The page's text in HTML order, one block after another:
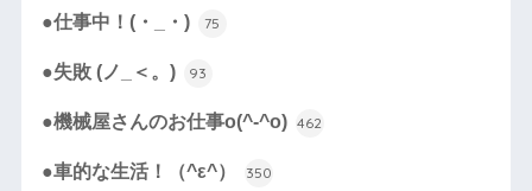
●仕事中！(・_・) 75
●失敗 (ノ_＜。) 93
●機械屋さんのお仕事o(^-^o) 462
●車的な生活！（^ε^） 350